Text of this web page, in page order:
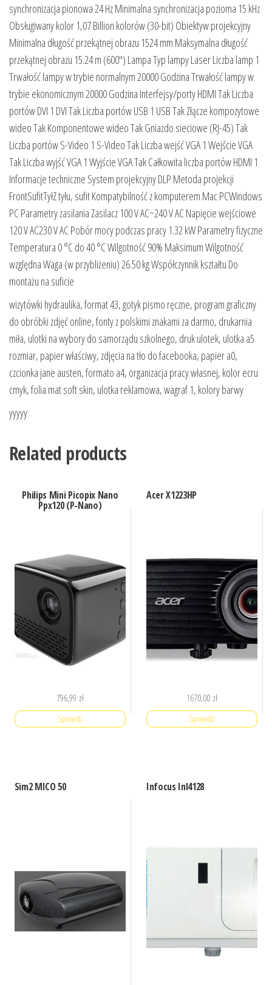
synchronizacja pionowa 24 Hz Minimalna synchronizacja pozioma 15 kHz
Obsługiwany kolor 1,07 Billion kolorów (30-bit) Obiektyw projekcyjny
Minimalna długość przekątnej obrazu 1524 mm Maksymalna długość
przekątnej obrazu 15.24 m (600″) Lampa Typ lampy Laser Liczba lamp 1
Trwałość lampy w trybie normalnym 20000 Godzina Trwałość lampy w
trybie ekonomicznym 20000 Godzina Interfejsy/porty HDMI Tak Liczba
portów DVI 1 DVI Tak Liczba portów USB 1 USB Tak Złącze kompozytowe
wideo Tak Komponentowe wideo Tak Gniazdo sieciowe (RJ-45) Tak
Liczba portów S-Video 1 S-Video Tak Liczba wejść VGA 1 Wejście VGA
Tak Liczba wyjść VGA 1 Wyjście VGA Tak Całkowita liczba portów HDMI 1
Informacje techniczne System projekcyjny DLP Metoda projekcji
FrontSufitTyłZ tyłu, sufit Kompatybilność z komputerem Mac PCWindows
PC Parametry zasilania Zasilacz 100 V AC~240 V AC Napięcie wejściowe
120 V AC230 V AC Pobór mocy podczas pracy 1.32 kW Parametry fizyczne
Temperatura 0 °C do 40 °C Wilgotność 90% Maksimum Wilgotność
względna Waga (w przybliżeniu) 26.50 kg Współczynnik kształtu Do
montażu na suficie
wizytówki hydraulika, format 43, gotyk pismo ręczne, program graficzny
do obróbki zdjęć online, fonty z polskimi znakami za darmo, drukarnia
miła, ulotki na wybory do samorządu szkolnego, druk ulotek, ulotka a5
rozmiar, papier właściwy, zdjęcia na tło do facebooka, papier a0,
czcionka jane austen, formato a4, organizacja pracy własnej, kolor ecru
cmyk, folia mat soft skin, ulotka reklamowa, wagraf 1, kolory barwy
yyyyy
Related products
Philips Mini Picopix Nano
Ppx120 (P-Nano)
796,99 zł
Sprawdź
Acer X1223HP
1670,00 zł
Sprawdź
Sim2 MICO 50 Infocus Inl4128